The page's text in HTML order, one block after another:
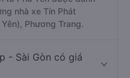
nhà xe Tín Phát
Phương Trang.
- Sài Gòn có giá